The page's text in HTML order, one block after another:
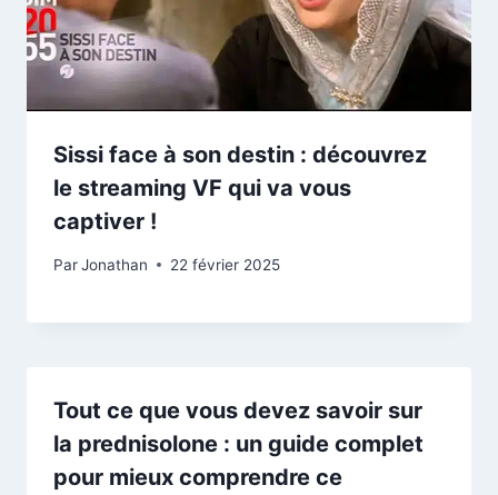
Sissi face à son destin : découvrez
le streaming VF qui va vous
captiver !
ParJonathan 22 février 2025
Tout ce que vous devez savoir sur
la prednisolone : un guide complet
pour mieux comprendre ce